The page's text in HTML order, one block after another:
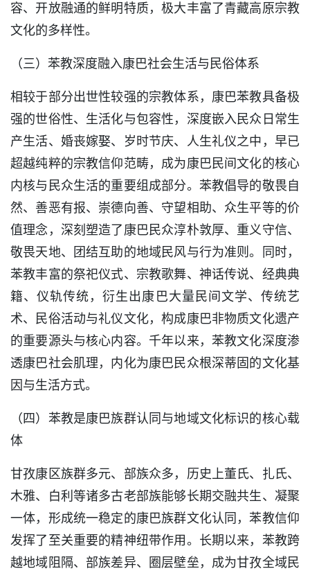
容、开放融通的鲜明特质，极大丰富了青藏高原宗教
文化的多样性。
（三）苯教深度融入康巴社会生活与民俗体系
相较于部分出世性较强的宗教体系，康巴苯教具备极
强的世俗性、生活化与包容性，深度嵌入民众日常生
产生活、婚丧嫁娶、岁时节庆、人生礼仪之中，早已
超越纯粹的宗教信仰范畴，成为康巴民间文化的核心
内核与民众生活的重要组成部分。苯教倡导的敬畏自
然、善恶有报、崇德向善、守望相助、众生平等的价
值理念，深刻塑造了康巴民众淳朴敦厚、重义守信、
敬畏天地、团结互助的地域民风与行为准则。同时，
苯教丰富的祭祀仪式、宗教歌舞、神话传说、经典典
籍、仪轨传统，衍生出康巴大量民间文学、传统艺
术、民俗活动与礼仪文化，构成康巴非物质文化遗产
的重要源头与核心内容。千年以来，苯教文化深度渗
透康巴社会肌理，内化为康巴民众根深蒂固的文化基
因与生活方式。
（四）苯教是康巴族群认同与地域文化标识的核心载
体
甘孜康区族群多元、部族众多，历史上董氏、扎氏、
木雅、白利等诸多古老部族能够长期交融共生、凝聚
一体，形成统一稳定的康巴族群文化认同，苯教信仰
发挥了至关重要的精神纽带作用。长期以来，苯教跨
越地域阻隔、部族差异、圈层壁垒，成为甘孜全域民